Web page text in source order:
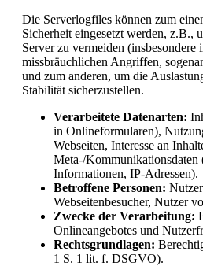
Die Serverlogfiles können zum
Sicherheit eingesetzt werden, z.B.,
Server zu vermeiden (insbesondere
missbräuchlichen Angriffen,
und zum anderen, um die
Stabilität sicherzustellen.
Verarbeitete Datenarten:
in Onlineformularen),
Webseiten, Interesse an
Meta-/Kommunikationsdaten
Informationen, IP-Adressen).
Betroffene Personen:
Webseitenbesucher, Nutzer
Zwecke der Verarbeitung:
Onlineangebotes und
Rechtsgrundlagen:
1 S. 1 lit. f. DSGVO).